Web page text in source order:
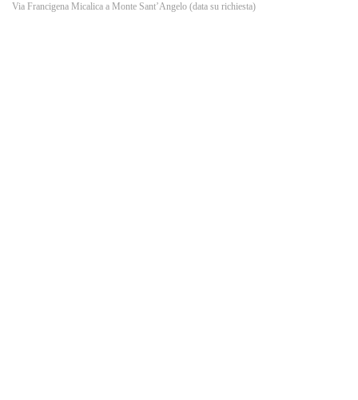
Via Francigena Micalica a Monte Sant’Angelo (data su richiesta)